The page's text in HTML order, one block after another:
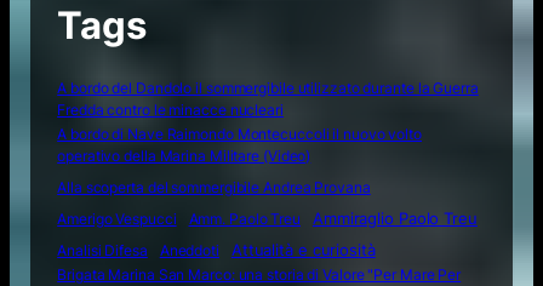
Tags
A bordo del Dandolo il sommergibile utilizzato durante la Guerra
Fredda contro le minacce nucleari
A bordo di Nave Raimondo Montecuccoli il nuovo volto
operativo della Marina Militare (Video)
Alla scoperta del sommergibile Andrea Provana
Amerigo Vespucci
Amm. Paolo Treu
Ammiraglio Paolo Treu
Analisi Difesa
Aneddoti Attualità e curiosità
Brigata Marina San Marco: una storia di Valore "Per Mare Per